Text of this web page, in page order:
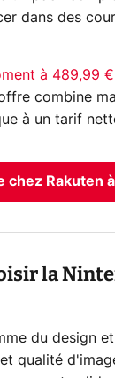
dans des
à 489,99
combine
à un tarif
chez Rakuten
la
du design
qualité